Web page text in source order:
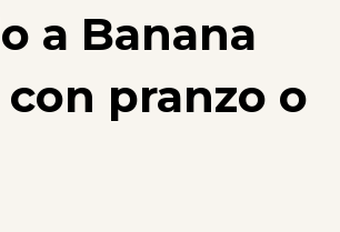
a Banana
pranzo o